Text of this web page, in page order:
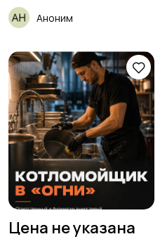
Аноним
Цена не указана